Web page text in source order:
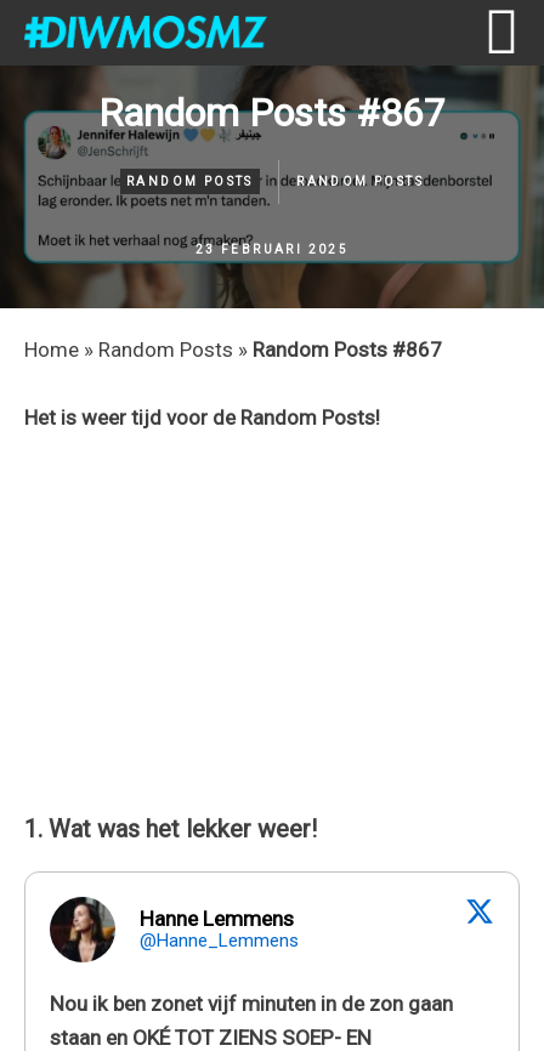
primary
navigation
content
primary
sidebar
footer
Random Posts #867
RANDOM POSTS RANDOM POSTS
23 FEBRUARI 2025
Home » Random Posts » Random Posts #867
Het is weer tijd voor de Random Posts!
1. Wat was het lekker weer!
Hanne Lemmens
@Hanne_Lemmens
Nou ik ben zonet vijf minuten in de zon gaan
staan en OKÉ TOT ZIENS SOEP- EN